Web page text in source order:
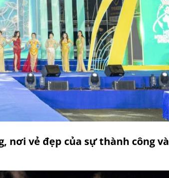
nơi vẻ đẹp của sự thành công và